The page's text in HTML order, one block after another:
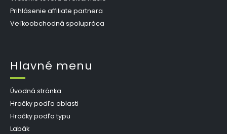
Prihlásenie affiliate partnera
Veľkoobchodná spolupráca
Hlavné menu
Úvodná stránka
Hračky podľa oblasti
Hračky podľa typu
Labák